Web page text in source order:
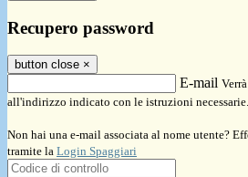
Recupero password
button close ×
E-mail
all'indirizzo indicato con le istruzioni necessarie.
Non hai una e-mail associata al nome utente?
tramite la Login Spaggiari